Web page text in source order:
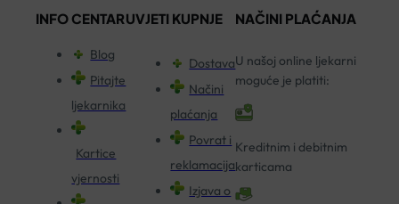
INFO CENTAR
Blog
Pitajte
ljekarnika
Kartice
vjernosti
UVJETI KUPNJE
Dostava
Načini
plaćanja
Povrat i
reklamacija
Izjava o
NAČINI PLAĆANJA
U našoj online ljekarni
moguće je platiti:
Kreditnim i debitnim
karticama